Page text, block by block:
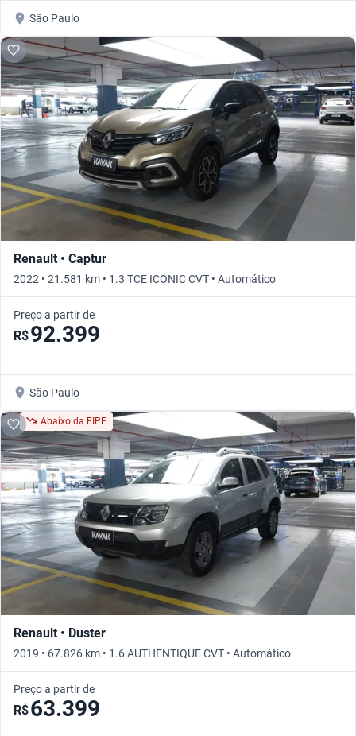
São Paulo
Renault • Captur
2022 • 21.581 km • 1.3 TCE ICONIC CVT • Automático
Preço a partir de
R$92.399
São Paulo
Abaixo da FIPE
Renault • Duster
2019 • 67.826 km • 1.6 AUTHENTIQUE CVT • Automático
Preço a partir de
R$63.399